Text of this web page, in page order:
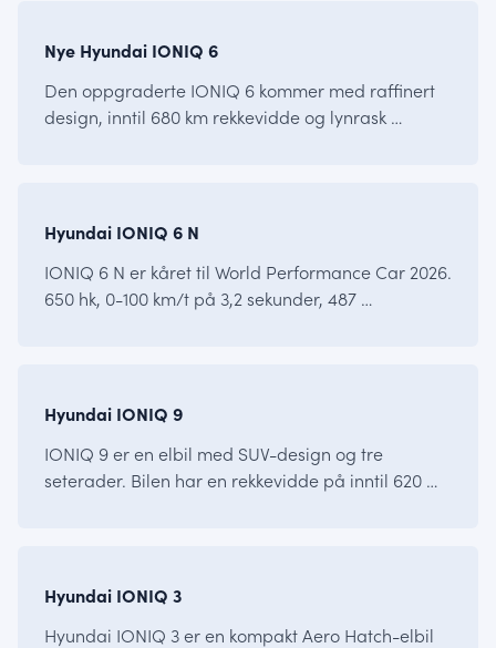
Nye Hyundai IONIQ 6
Den oppgraderte IONIQ 6 kommer med raffinert
design, inntil 680 km rekkevidde og lynrask …
Hyundai IONIQ 6 N
IONIQ 6 N er kåret til World Performance Car 2026.
650 hk, 0-100 km/t på 3,2 sekunder, 487 …
Hyundai IONIQ 9
IONIQ 9 er en elbil med SUV-design og tre
seterader. Bilen har en rekkevidde på inntil 620 …
Hyundai IONIQ 3
Hyundai IONIQ 3 er en kompakt Aero Hatch-elbil